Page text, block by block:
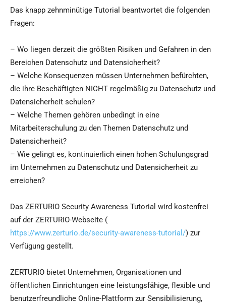
Das knapp zehnminütige Tutorial beantwortet die folgenden
Fragen:
– Wo liegen derzeit die größten Risiken und Gefahren in den
Bereichen Datenschutz und Datensicherheit?
– Welche Konsequenzen müssen Unternehmen befürchten,
die ihre Beschäftigten NICHT regelmäßig zu Datenschutz und
Datensicherheit schulen?
– Welche Themen gehören unbedingt in eine
Mitarbeiterschulung zu den Themen Datenschutz und
Datensicherheit?
– Wie gelingt es, kontinuierlich einen hohen Schulungsgrad
im Unternehmen zu Datenschutz und Datensicherheit zu
erreichen?
Das ZERTURIO Security Awareness Tutorial wird kostenfrei
auf der ZERTURIO-Webseite (
https://www.zerturio.de/security-awareness-tutorial/) zur
Verfügung gestellt.
ZERTURIO bietet Unternehmen, Organisationen und
öffentlichen Einrichtungen eine leistungsfähige, flexible und
benutzerfreundliche Online-Plattform zur Sensibilisierung,